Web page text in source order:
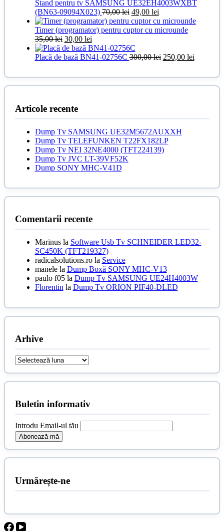
fost:
99,00 lei.
69,00 lei.
Stand pentru tv SAMSUNG UE32EH4003WXBT
(BN63-09094X023)70,00lei Prețul
inițial
a
70,00 lei.
49,00 leiPrețul
curent
este:
Timer (programator) pentru cuptor cu microunde
35,00lei Prețul
inițial
a
30,00 leiPrețul
curent
este:
Placă de bază BN41-02756C300,00lei Prețul
fost:
250,00 leiPrețul
250,00
Articole recente
Dump Tv SAMSUNG UE32M5672AUXXH
Dump Tv TELEFUNKEN T22FX182LP
Dump Tv NEI 32NE4000 (TFT224139)
Dump Tv JVC LT-39VF52K
Dump SONY MHC-V41D
Comentarii recente
Marinusla Software Usb Tv SCHNEIDER LED32-
SC450K (TFT219327)
radicalsolutions.rola Service
manelela Dump Boxă SONY MHC-V13
paulo f05la Dump Tv SAMSUNG UE24H4003W
Florentinla Dump Tv ORION PIF40-DLED
Arhive
Arhive
Buletin informativ
Introdu Email-ul tău
Urmărește-ne